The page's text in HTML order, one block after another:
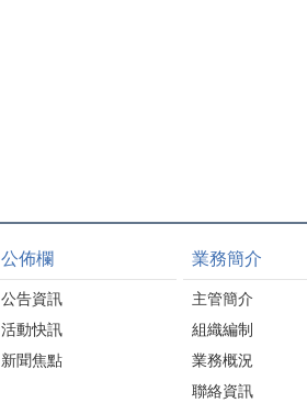
公佈欄
公告資訊
活動快訊
新聞焦點
業務簡介
主管簡介
組織編制
業務概況
聯絡資訊